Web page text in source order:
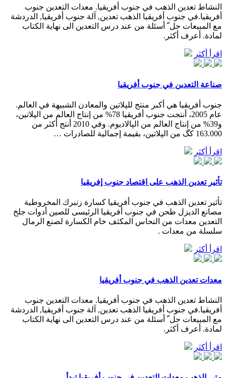
النشاط تعدين الذهب في جنوب أفريقيا. معدات التعدين جنوب
أفريقيا.في جنوب أفريقيا الذهب تعدين, آلة جنوب أفريقيا, الدردشة
مع المبيعات حل ّ أسئلة من عند درس التعدين الى نهاية الكتاب
لمادة. أعرف أكثر.
اقرأ أكثر
صناعة التعدين في جنوب أفريقيا
جنوب أفريقيا هي أكبر منتج للپلاتين والمعادن الشبيهة في العالم.
عام 2005، أنتجت جنوب أفريقيا 78% من إنتاج العالم من الپلاتين،
و39% من إنتاج العالم من الپالاديوم. وفي 2010 أنتج أكثر من
163.000 كگ من الپلاتين، بقيمة إجمالية للصادرات …
اقرأ أكثر
تأثير تعدين الذهب على اقتصاد جنوب إفريقيا
تأثير تعدين الذهب في جنوب أفريقيا كسارة زنبرك المخروطية
مصانع الديزل طحن في جنوب أفريقيا الرئيسى للصين أدوات جلخ
التعدين معدات من النحاس المكثف خام الكسارة لصنع الرمال
سلسلة من معدات .
اقرأ أكثر
معدات تعدين الذهب في جنوب أفريقيا
النشاط تعدين الذهب في جنوب أفريقيا. معدات التعدين جنوب
أفريقيا.في جنوب أفريقيا الذهب تعدين, آلة جنوب أفريقيا, الدردشة
مع المبيعات حل ّ أسئلة من عند درس التعدين الى نهاية الكتاب
لمادة. أعرف أكثر.
اقرأ أكثر